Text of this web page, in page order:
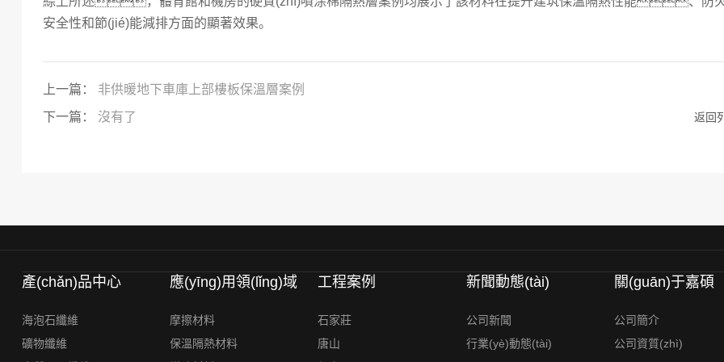
安全性和節(jié)能減排方面的顯著效果。
上一篇：
非供暖地下車庫上部樓板保溫層案例
下一篇：
沒有了 返回
產(chǎn)品中心
海泡石纖維
礦物纖維
應(yīng)用領(lǐng)域
摩擦材料
保溫隔熱材料
工程案例
石家莊
唐山
新聞動態(tài)
公司新聞
行業(yè)動態(tài)
關(guān)于嘉碩
公司簡介
公司資質(zhì)